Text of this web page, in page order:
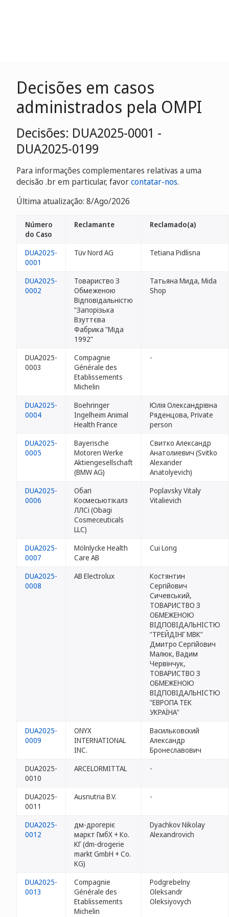
Decisões em casos
administrados pela OMPI
Decisões: DUA2025-0001 -
DUA2025-0199
Para informações complementares relativas a uma
decisão .br em particular, favorcontatar-nos.
Última atualização: 8/Ago/2026
Número
do Caso
Reclamante Reclamado(a)
DUA2025-
0001
Tüv Nord AG Tetiana Pidlisna
DUA2025-
0002
Товариство З
Обмеженою
Відповідальністю
"Запорізька
Взуттєва
Фабрика "Міда
1992”
Татьяна Мида, Mida
Shop
DUA2025-
0003
Compagnie
Générale des
Etablissements
Michelin
-
DUA2025-
0004
Boehringer
Ingelheim Animal
Health France
Юлія Олександрівна
Ряденцова, Private
person
DUA2025-
0005
Bayerische
Motoren Werke
Aktiengesellschaft
(BMW AG)
Свитко Александр
Анатолиевич (Svitko
Alexander
Anatolyevich)
DUA2025-
0006
Обагі
Космесьютікалз
ЛЛСі (Obagi
Cosmeceuticals
LLC)
Poplavsky Vitaly
Vitalievich
DUA2025-
0007
Mölnlycke Health
Care AB
Cui Long
DUA2025-
0008
AB Electrolux
Костянтин
Сергійович
Сичевський,
ТОВАРИСТВО З
ОБМЕЖЕНОЮ
ВІДПОВІДАЛЬНІСТЮ
"ТРЕЙДІНГ МВК"
Дмитро Сергійович
Малюк, Вадим
Червінчук,
ТОВАРИСТВО З
ОБМЕЖЕНОЮ
ВІДПОВІДАЛЬНІСТЮ
"ЕВРОПА ТЕК
УКРАЇНА"
DUA2025-
0009
ONYX
INTERNATIONAL
INC.
Васильковский
Александр
Бронеславович
DUA2025-
0010
ARCELORMITTAL -
DUA2025-
0011
Ausnutria B.V. -
DUA2025-
0012
дм-дрогеріє
маркт ГмбХ + Ко.
КГ (dm-drogerie
markt GmbH + Co.
KG)
Dyachkov Nikolay
Alexandrovich
DUA2025-
0013
Compagnie
Générale des
Etablissements
Michelin
Podgrebelny
Oleksandr
Oleksiyovych